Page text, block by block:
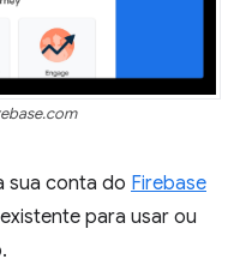
sua conta do Firebase
para usar ou